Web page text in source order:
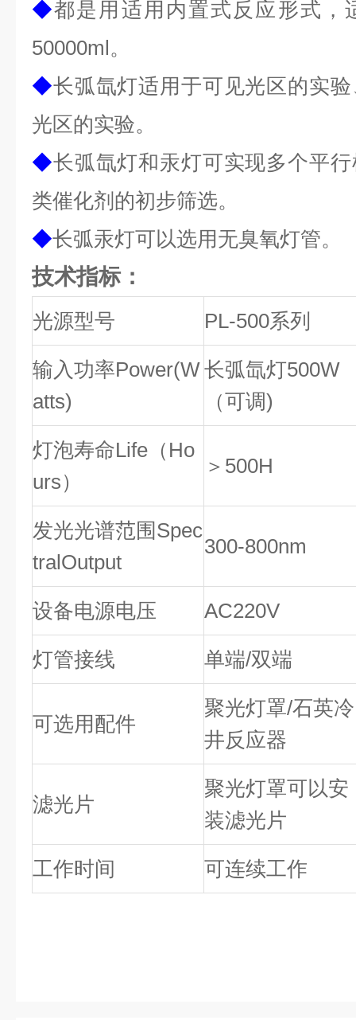
◆都是用 适用内置式反应形式，
50000ml。
◆长弧氙灯适用于可见光区的实
光区的实验。
◆长弧氙灯和汞灯可实现多个平
类催化剂的初步筛选。
◆长弧汞灯可以选用无臭氧灯管。
技术指标：
光源型号 PL-500系列
输入功率Power(W
atts)
长弧氙灯500W
（可调)
灯泡寿命Life（Ho
urs）
＞500H
发光光谱范围Spec
tralOutput
300-800nm
设备电源电压 AC220V
灯管接线 单端/双端
可选用配件
聚光灯罩/石英冷
井反应器
滤光片
聚光灯罩可以安
装滤光片
工作时间 可连续工作